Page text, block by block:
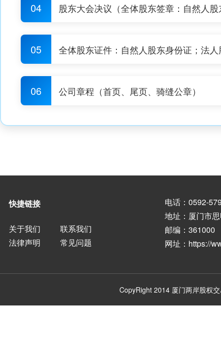
04 股东大会决议（全体股东签章：自然人
05 全体股东证件：自然人股东身份证；法
06 公司章程（首页、尾页、骑缝公章）
快捷链接
关于我们
联系我们
法律声明
常见问题
电话：0592-
地址：厦门市
邮编：361000
网址： https://
CopyRight 2014 厦门两岸股权